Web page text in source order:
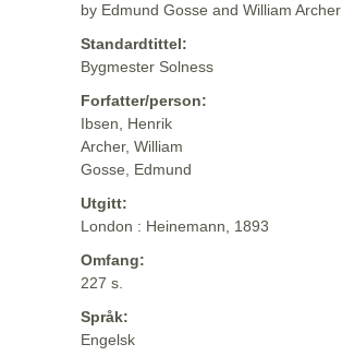
by Edmund Gosse and William Archer
Standardtittel:
Bygmester Solness
Forfatter/person:
Ibsen, Henrik
Archer, William
Gosse, Edmund
Utgitt:
London : Heinemann, 1893
Omfang:
227 s.
Språk:
Engelsk